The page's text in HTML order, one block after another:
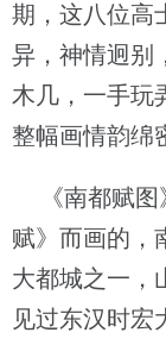
期，这八位高
异，神情迥别
木几，一手玩
整幅画情韵
《南都赋图
赋》而画的，
大都城之一，
见过东汉时宏